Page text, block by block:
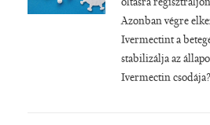
oltásra
Azonban végre
Ivermectint a
stabilizálja az
Ivermectin csodája?